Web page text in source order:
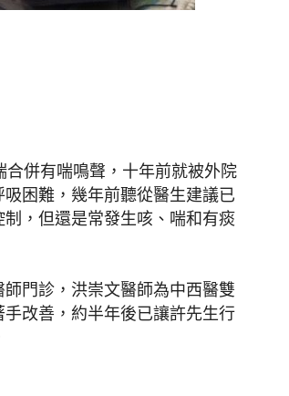
網
併有喘鳴聲，十年前就被外院
困難，幾年前聽從醫生建議已
，但還是常發生咳、喘和有痰
門診，洪崇文醫師為中西醫雙
改善，約半年後已讓許先生行